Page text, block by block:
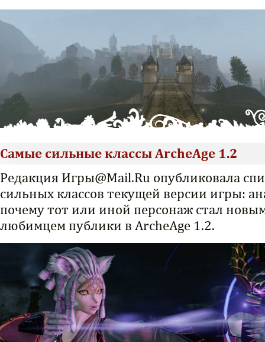
Самые сильные классы ArcheAge 1.2
Редакция Игры@Mail.Ru опубликовала
сильных классов текущей версии игры:
почему тот или иной персонаж стал
любимцем публики в ArcheAge 1.2.